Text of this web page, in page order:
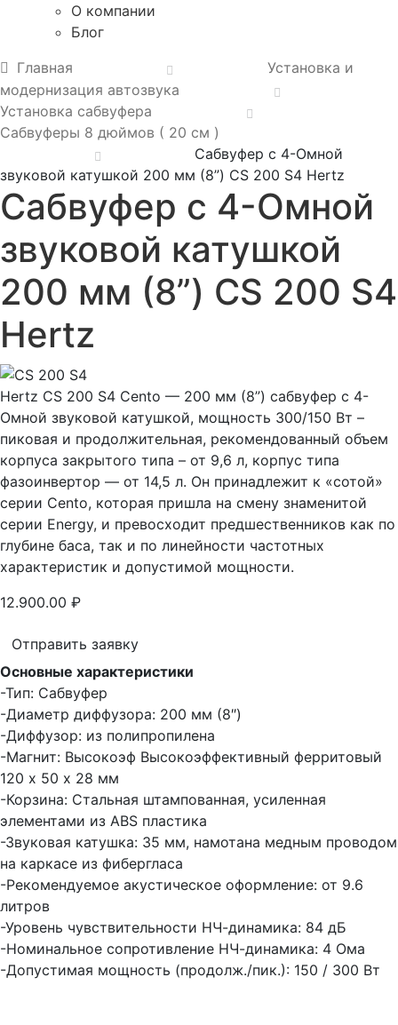
О компании
Блог
Главная
Установка и
модернизация автозвука
Установка сабвуфера
Сабвуферы 8 дюймов ( 20 см )
Сабвуфер с 4-Омной
звуковой катушкой 200 мм (8”) CS 200 S4 Hertz
Сабвуфер с 4-Омной
звуковой катушкой
200 мм (8”) CS 200 S4
Hertz
Hertz CS 200 S4 Cento — 200 мм (8”) сабвуфер с 4-
Омной звуковой катушкой, мощность 300/150 Вт –
пиковая и продолжительная, рекомендованный объем
корпуса закрытого типа – от 9,6 л, корпус типа
фазоинвертор — от 14,5 л. Он принадлежит к «сотой»
серии Cento, которая пришла на смену знаменитой
серии Energy, и превосходит предшественников как по
глубине баса, так и по линейности частотных
характеристик и допустимой мощности.
12.900.00 ₽
Отправить заявку
Основные характеристики
-Тип: Сабвуфер
-Диаметр диффузора: 200 мм (8″)
-Диффузор: из полипропилена
-Магнит: Высокоэф Высокоэффективный ферритовый
120 х 50 х 28 мм
-Корзина: Стальная штампованная, усиленная
элементами из ABS пластика
-Звуковая катушка: 35 мм, намотана медным проводом
на каркасе из фибергласа
-Рекомендуемое акустическое оформление: от 9.6
литров
-Уровень чувствительности НЧ-динамика: 84 дБ
-Номинальное сопротивление НЧ-динамика: 4 Ома
-Допустимая мощность (продолж./пик.): 150 / 300 Вт